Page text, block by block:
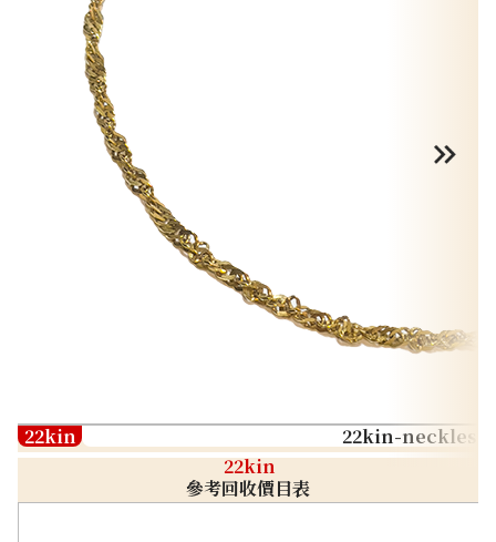
22kin
22kin-neckless
22kin
參考回收價目表